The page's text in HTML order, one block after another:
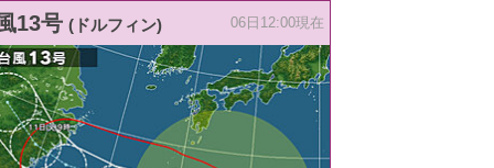
13号 (ドルフィン) 06日12:00現在